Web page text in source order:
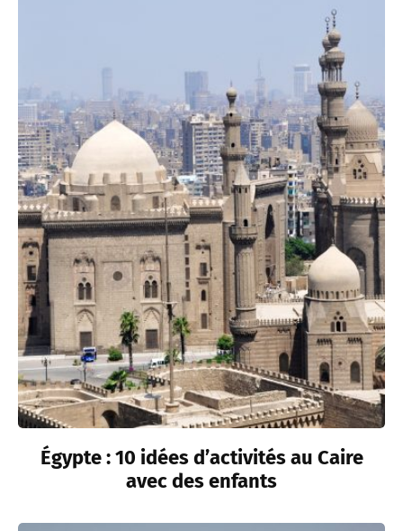
Égypte : 10 idées d’activités au Caire
avec des enfants